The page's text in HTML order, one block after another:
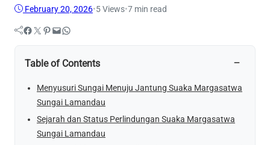
February 20, 2026•5Views•7 min read
Facebook Twitter Pinterest Mail WhatsApp
Table of Contents −
Menyusuri Sungai Menuju Jantung Suaka Margasatwa
Sungai Lamandau
Sejarah dan Status Perlindungan Suaka Margasatwa
Sungai Lamandau